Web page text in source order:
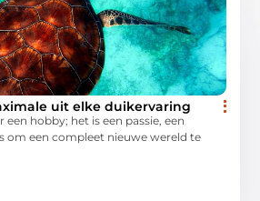
uit elke duikervaring
een hobby; het is een passie, een
om een compleet nieuwe wereld te